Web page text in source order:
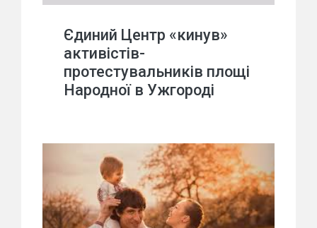
Єдиний Центр «кинув»
активістів-
протестувальників площі
Народної в Ужгороді